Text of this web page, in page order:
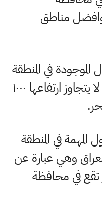
مناطق
في المنطقة
يتجاوز ارتفاعها ۱۰۰۰
.
في المنطقة
وهي عبارة عن
تقع في محافظة